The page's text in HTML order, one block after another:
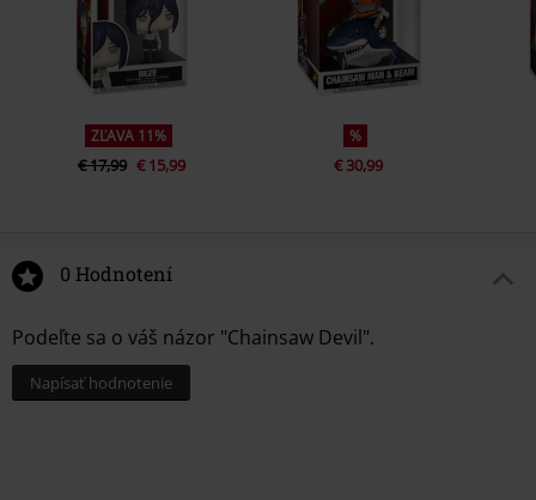
ZĽAVA 11%
€ 17,99 € 15,99
%
€ 30,99
0 Hodnotení
Podeľte sa o váš názor "Chainsaw Devil".
Napísať hodnotenie